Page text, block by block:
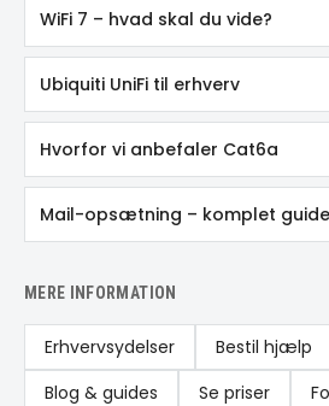
WiFi 7 – hvad skal du vide?
Ubiquiti UniFi til erhverv
Hvorfor vi anbefaler Cat6a
Mail-opsætning – komplet guide
MERE INFORMATION
Erhvervsydelser Bestil hjælp
Blog & guides
Se priser